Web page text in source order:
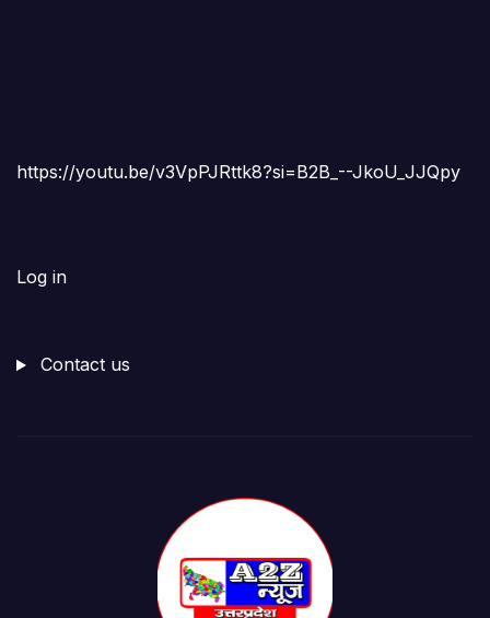
https://youtu.be/v3VpPJRttk8?si=B2B_--JkoU_JJQpy
Log in
Contact us